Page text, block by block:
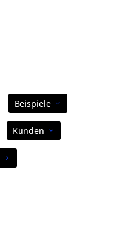
Beispiele
Kunden